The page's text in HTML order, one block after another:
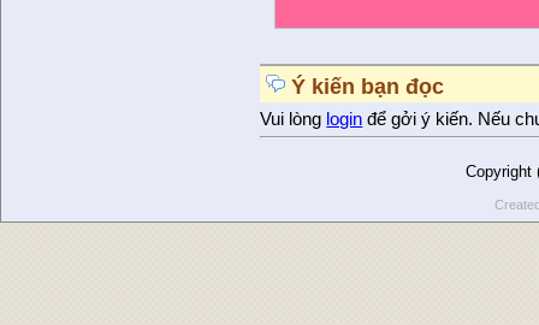
Ý kiến bạn đọc
Vui lòng login để gởi ý kiến. Nếu
Copyright